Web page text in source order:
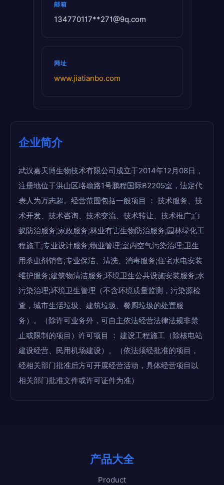
邮箱
134770117**271@9q.com
网址
www.jiatianbo.com
企业简介
武汉嘉天博生物技术有限公司成立于2014年12月08日，
注册地位于洪山区珞瑜路1号鹏程国际B2205室，法定代
表人为万志超。经营范围包括一般项目 ： 技术服务、技
术开发、技术咨询、技术交流、技术转让、技术推广;白
蚁防治服务;家政服务;林业有害生物防治服务;园林绿化工
程施工;专业设计服务;物业管理;室内空气污染治理;卫生
用杀虫剂销售;专业保洁、清洗、消毒服务;住宅水电安装
维护服务;建筑物清洁服务;环境卫生公共设施安装服务;水
污染治理;环境卫生管理（不含环境质量监测，污染源检
查，城市生活垃圾、建筑垃圾、餐厨垃圾的处置服
务）。（除许可业务外，可自主依法经营法律法规非禁
止或限制的项目）许可项目 ： 建设工程施工（除核电站
建设经营、民用机场建设）。（依法须经批准的项目，
经相关部门批准后方可开展经营活动，具体经营项目以
相关部门批准文件或许可证件为准）
产品大全
Product